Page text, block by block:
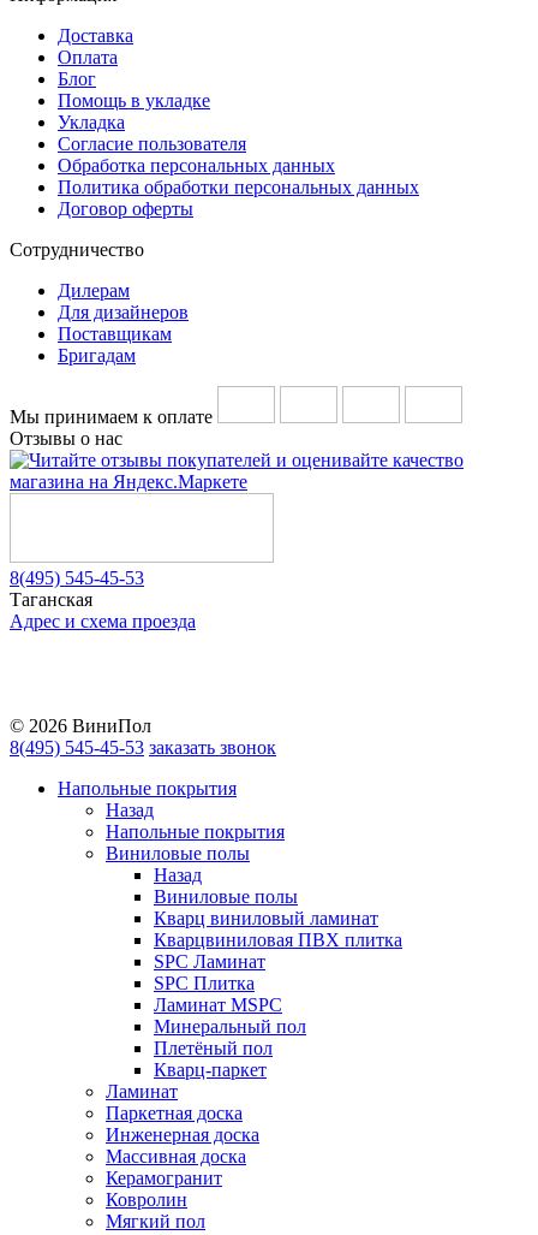
Доставка
Оплата
Блог
Помощь в укладке
Укладка
Согласие пользователя
Обработка персональных данных
Политика обработки персональных данных
Договор оферты
Сотрудничество
Дилерам
Для дизайнеров
Поставщикам
Бригадам
Мы принимаем к оплате
Отзывы о нас
8(495) 545-45-53
Таганская
Адрес и схема проезда
© 2026 ВиниПол
8(495) 545-45-53 заказать звонок
Напольные покрытия
Назад
Напольные покрытия
Виниловые полы
Назад
Виниловые полы
Кварц виниловый ламинат
Кварцвиниловая ПВХ плитка
SPC Ламинат
SPC Плитка
Ламинат MSPC
Минеральный пол
Плетёный пол
Кварц-паркет
Ламинат
Паркетная доска
Инженерная доска
Массивная доска
Керамогранит
Ковролин
Мягкий пол